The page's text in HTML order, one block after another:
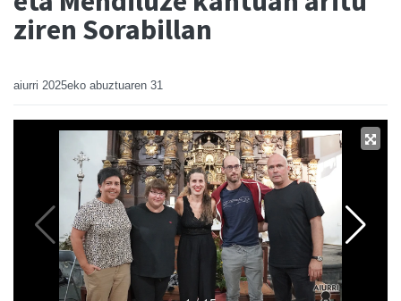
ziren Sorabillan
aiurri 2025eko abuztuaren 31